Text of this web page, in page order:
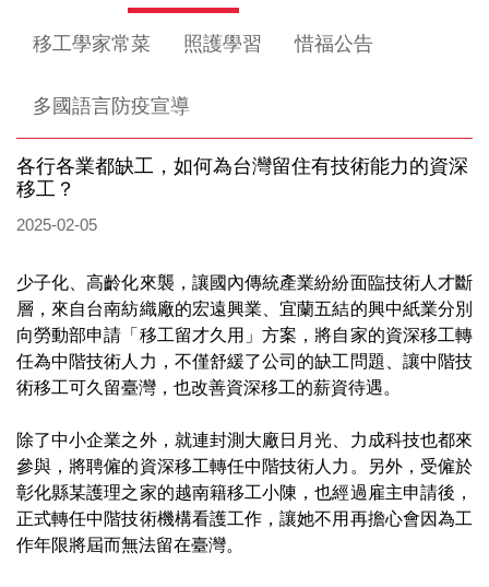
移工學家常菜 照護學習 惜福公告
多國語言防疫宣導
各行各業都缺工，如何為台灣留住有技術能力的資深
移工？
2025-02-05
少子化、高齡化來襲，讓國內傳統產業紛紛面臨技術人才斷
層，來自台南紡織廠的宏遠興業、宜蘭五結的興中紙業分別
向勞動部申請「移工留才久用」方案，將自家的資深移工轉
任為中階技術人力，不僅舒緩了公司的缺工問題、讓中階技
術移工可久留臺灣，也改善資深移工的薪資待遇。
除了中小企業之外，就連封測大廠日月光、力成科技也都來
參與，將聘僱的資深移工轉任中階技術人力。另外，受僱於
彰化縣某護理之家的越南籍移工小陳，也經過雇主申請後，
正式轉任中階技術機構看護工作，讓她不用再擔心會因為工
作年限將屆而無法留在臺灣。